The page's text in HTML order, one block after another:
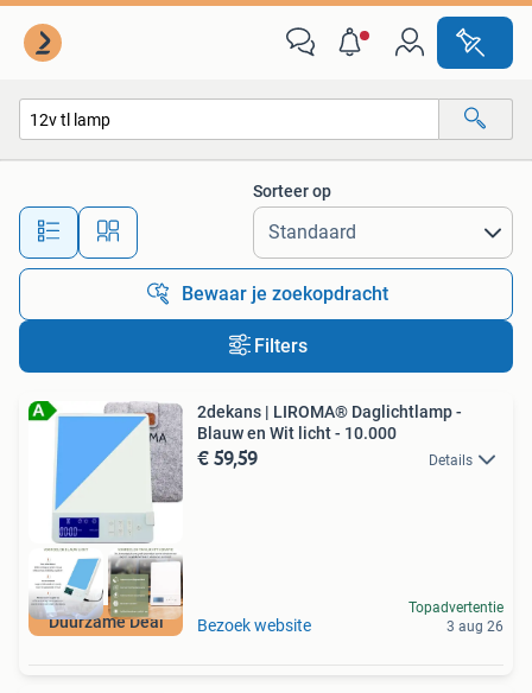
Alle afstanden…
Sorteer op
Bewaar je zoekopdracht
Filters
Duurzame Deal
2dekans | LIROMA® Daglichtlamp -
Blauw en Wit licht - 10.000
€ 59,59 Details
Bezoek website
Topadvertentie
3 aug 26